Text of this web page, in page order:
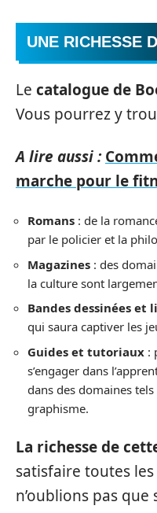
UNE RICHESSE
Le catalogue de
Vous pourrez y
A lire aussi :
marche pour le
Romans : de la
par le policier et la
Magazines : des
la culture sont
Bandes dessinées et
qui saura captiver les
Guides et tutoriaux :
s’engager dans
dans des domaines
graphisme.
La richesse de
satisfaire toutes
n’oublions pas